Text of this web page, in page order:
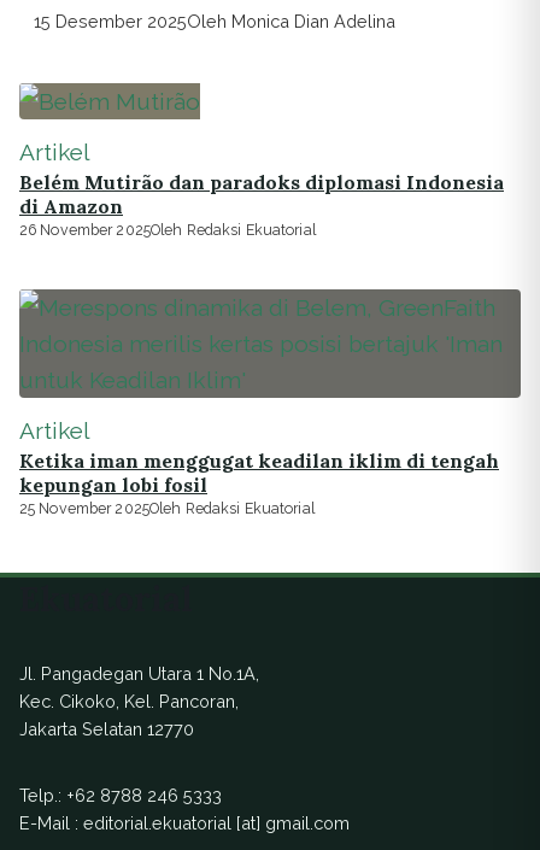
jutaan...
15 Desember 2025Oleh Monica Dian Adelina
Artikel
Belém Mutirão dan paradoks diplomasi Indonesia
di Amazon
26 November 2025Oleh Redaksi Ekuatorial
Artikel
Ketika iman menggugat keadilan iklim di tengah
kepungan lobi fosil
25 November 2025Oleh Redaksi Ekuatorial
Jl. Pangadegan Utara 1 No.1A,
Kec. Cikoko, Kel. Pancoran,
Jakarta Selatan 12770
Telp.: +62 8788 246 5333
E-Mail : editorial.ekuatorial [at] gmail.com